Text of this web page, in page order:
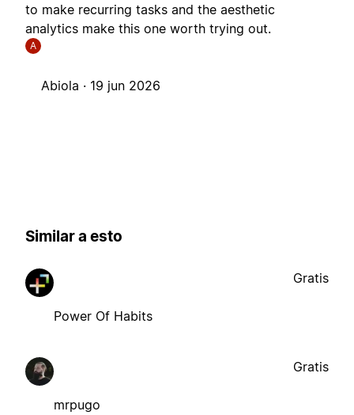
to make recurring tasks and the aesthetic
analytics make this one worth trying out.
A
Abiola · 19 jun 2026
Similar a esto
Power Of Habits
Gratis
mrpugo
Gratis